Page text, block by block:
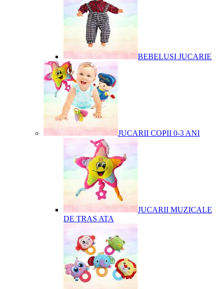
BEBELUSI JUCARIE
JUCARII COPII 0-3 ANI
JUCARII MUZICALE
DE TRAS ATA